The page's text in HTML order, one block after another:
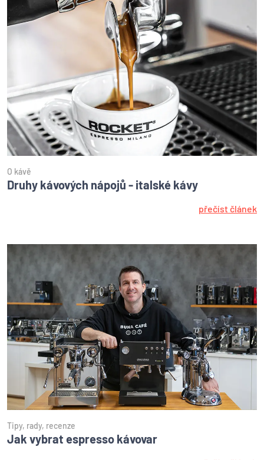
O kávě
Druhy kávových nápojů - italské kávy
přečíst článek
Tipy, rady, recenze
Jak vybrat espresso kávovar